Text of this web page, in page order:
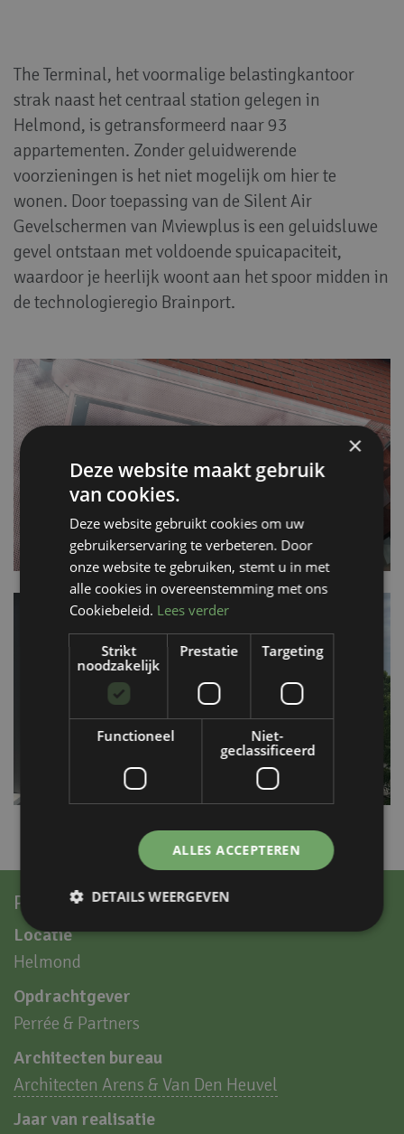
The Terminal, het voormalige belastingkantoor
strak naast het centraal station gelegen in
Helmond, is getransformeerd naar 93
appartementen. Zondergeluidwerende
voorzieningen is het niet mogelijk om hier te
wonen. Door toepassing van de Silent Air
Gevelschermen van Mviewplus is een geluidsluwe
gevel ontstaan met voldoende spuicapaciteit,
waardoor je heerlijk woont aan het spoor midden in
de technologieregio Brainport.
PROJECTINFORMATIE
Locatie
Helmond
Opdrachtgever
Perrée & Partners
Architecten bureau
Architecten Arens & Van Den Heuvel
Jaar van realisatie
×
Deze website maakt gebruik
van cookies.
Deze website gebruikt cookies om uw
gebruikerservaring te verbeteren. Door
onze website te gebruiken, stemt u in met
alle cookies in overeenstemming met ons
Cookiebeleid. Lees verder
Strikt
noodzakelijk
Prestatie Targeting
Functioneel
Niet-
geclassificeerd
ALLES ACCEPTEREN
DETAILS WEERGEVEN